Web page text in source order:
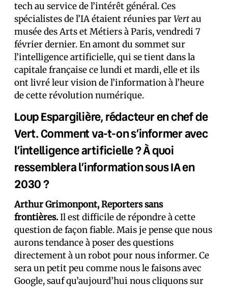
tech au service de l’intérêt général. Ces
spécialistes de l’IA étaient réuni·es parVertau
musée des Arts et Métiers à Paris, vendredi 7
février dernier. En amont du sommet sur
l’intelligence artificielle, qui se tient dans la
capitale française ce lundi et mardi, elle et ils
ont livré leur vision de l’information à l’heure
de cette révolution numérique.
Loup Espargilière, rédacteur en chef de
Vert. Comment va-t-on s’informer avec
l’intelligence artificielle ? À quoi
ressemblera l’information sous IA en
2030 ?
Arthur Grimonpont, Reporters sans
frontières.Il est difficile de répondre à cette
question de façon fiable. Mais je pense que nous
aurons tendance à poser des questions
directement à un robot pour nous informer. Ce
sera un petit peu comme nous le faisons avec
Google, sauf qu’aujourd’hui nous cliquons sur